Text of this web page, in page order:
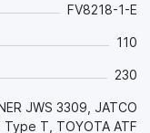
FV8218-1-E
110
230
JWS 3309, JATCO
Type T, TOYOTA ATF